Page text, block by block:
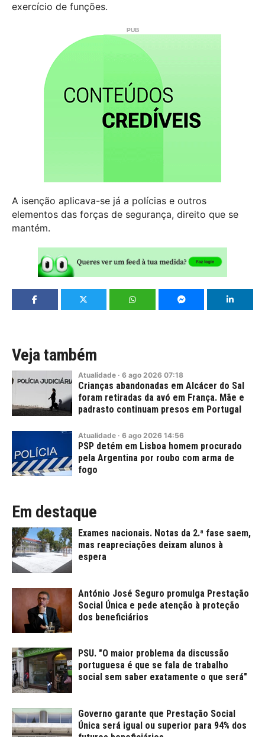
exercício de funções.
A isenção aplicava-se já a polícias e outros
elementos das forças de segurança, direito que se
mantém.
Veja também
Atualidade · 6 ago 2026 07:18
Crianças abandonadas em Alcácer do Sal
foram retiradas da avó em França. Mãe e
padrasto continuam presos em Portugal
Atualidade · 6 ago 2026 14:56
PSP detém em Lisboa homem procurado
pela Argentina por roubo com arma de
fogo
Em destaque
Exames nacionais. Notas da 2.ª fase saem,
mas reapreciações deixam alunos à
espera
António José Seguro promulga Prestação
Social Única e pede atenção à proteção
dos beneficiários
PSU. "O maior problema da discussão
portuguesa é que se fala de trabalho
social sem saber exatamente o que será"
Governo garante que Prestação Social
Única será igual ou superior para 94% dos